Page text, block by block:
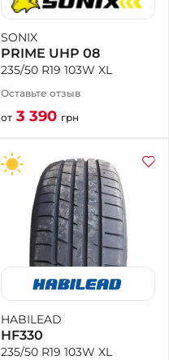
SONIX
PRIME UHP 08
235/50 R19 103W XL
Оставьте отзыв
от 3 390 грн
HABILEAD
HF330
235/50 R19 103W XL